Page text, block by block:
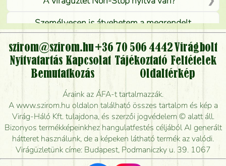
Személyesen is átvehetem a megrendelt
virágcsokrot, vagy csak virágküldéssel, kiszállítással
kérhető?
Vidékre is lehet rendelni?
Meddig rendelhetek virágküldést úgy, hogy még ma
kiszállítsák?
Mennyire gyorsan tudják elkészíteni a csokrot, és
mikor tudják leghamarabb kiszállítani?
Vörös rózsát keresek, van önöknél?
szirom@szirom.hu +36 70 506 4442 Virágbolt
Nyitvatartás Kapcsolat Tájékoztató Feltételek
Bemutatkozás
Oldaltérkép
Áraink az ÁFA-t tartalmazzák.
A www.szirom.hu oldalon található összes tartalom és kép a
Virág-Háló Kft. tulajdona, és szerzői jogvédelem © alatt áll.
Bizonyos termékképeinkhez hangulatfestés céljából AI generált
hátteret használunk, de a képeken látható termék az valódi.
Virágüzletünk címe: Budapest, Podmaniczky u. 39. 1067